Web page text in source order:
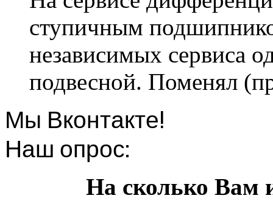
ступичным
независимых сервиса
подвесной. Поменял
Мы Вконтакте!
Наш опрос:
На сколько Вам